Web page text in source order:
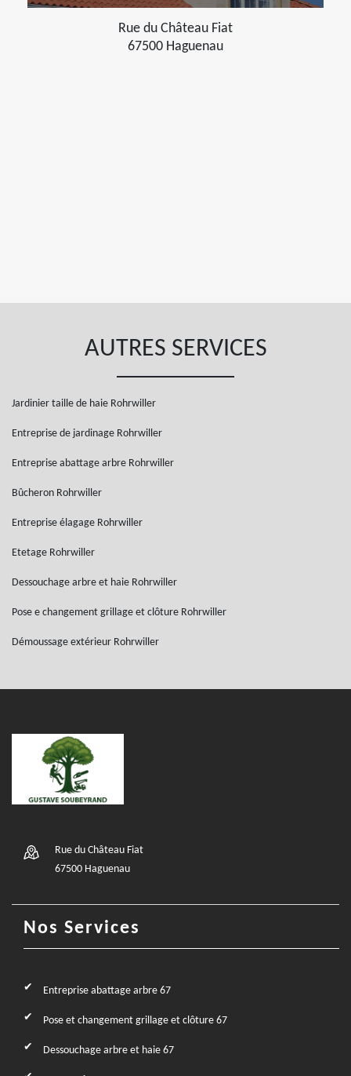
Rue du Château Fiat
67500 Haguenau
AUTRES SERVICES
Jardinier taille de haie Rohrwiller
Entreprise de jardinage Rohrwiller
Entreprise abattage arbre Rohrwiller
Bûcheron Rohrwiller
Entreprise élagage Rohrwiller
Etetage Rohrwiller
Dessouchage arbre et haie Rohrwiller
Pose e changement grillage et clôture Rohrwiller
Démoussage extérieur Rohrwiller
Rue du Château Fiat
67500 Haguenau
Nos Services
Entreprise abattage arbre 67
Pose et changement grillage et clôture 67
Dessouchage arbre et haie 67